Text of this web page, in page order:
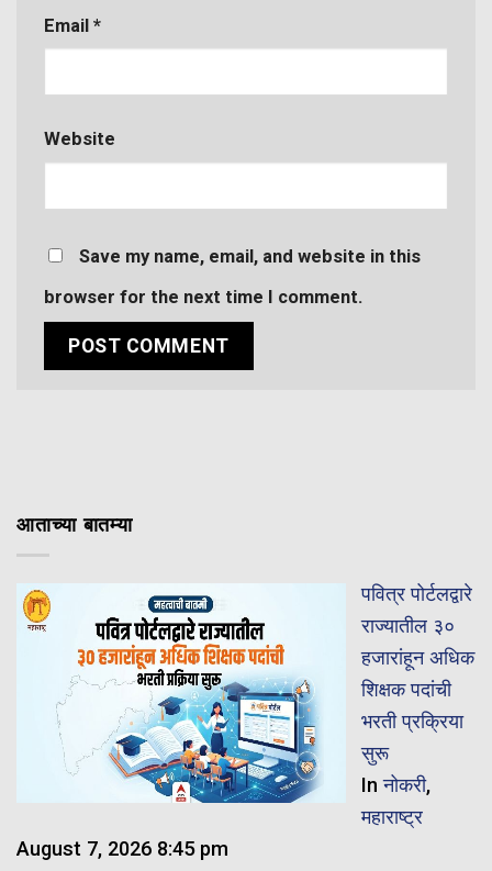
Email *
Website
Save my name, email, and website in this
browser for the next time I comment.
आताच्या बातम्या
पवित्र पोर्टलद्वारे
राज्यातील ३०
हजारांहून अधिक
शिक्षक पदांची
भरती प्रक्रिया
सुरू
Inनोकरी,
महाराष्ट्र
August 7, 2026 8:45 pm